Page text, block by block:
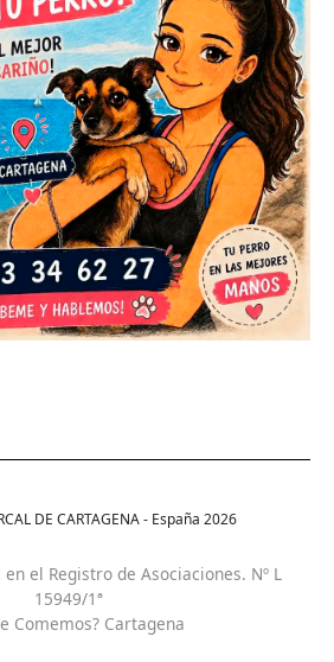
DE CARTAGENA - España 2026
el Registro de Asociaciones. Nº L
15949/1ª
Comemos? Cartagena